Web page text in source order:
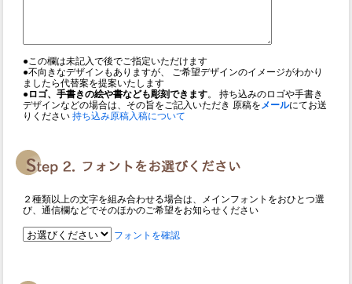
●この欄は未記入で後でご指定いただけます
●不向きなデザインもありますが、 ご希望デザインのイメージがわかり
ましたら代替案を提案いたします
●ロゴ、手書きの絵や書なども彫刻できます。 持ち込みのロゴや手書き
デザインなどの場合は、その旨をご記入いただき 原稿を メールにてお送
りください 持ち込み原稿入稿について
２種類以上の文字を組み合わせる場合は、メインフォントをおひとつ選
び、通信欄などでそのほかのご希望をお知らせください
フォントを確認